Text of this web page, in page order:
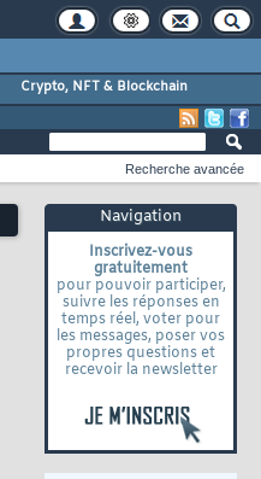
Crypto, NFT & Blockchain
Navigation
Inscrivez-vous
gratuitement
pour pouvoir participer,
suivre les réponses en
temps réel, voter pour
les messages, poser vos
propres questions et
recevoir la newsletter
Recherche avancée